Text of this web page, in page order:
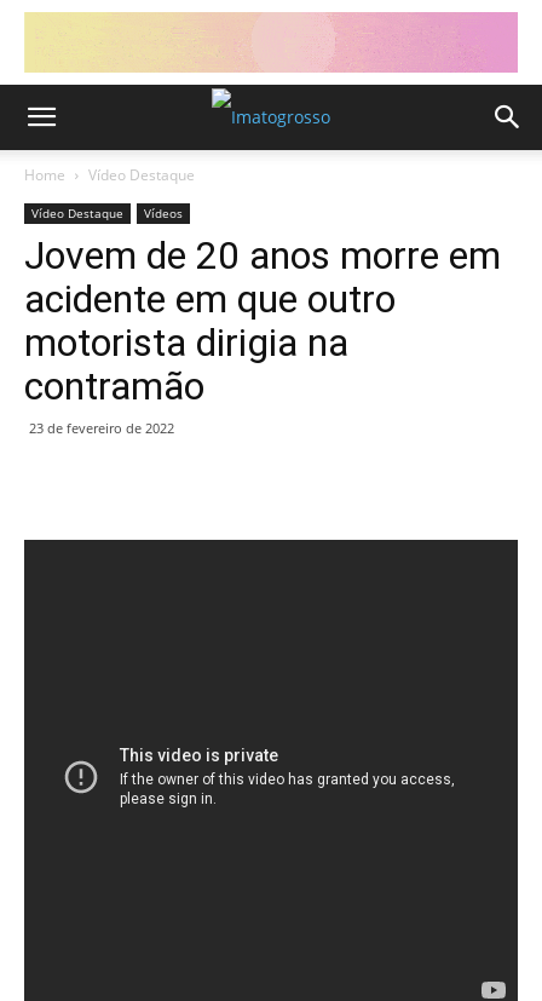
Home Vídeo Destaque
Vídeo Destaque Vídeos
Jovem de 20 anos morre em
acidente em que outro
motorista dirigia na
contramão
23 de fevereiro de 2022